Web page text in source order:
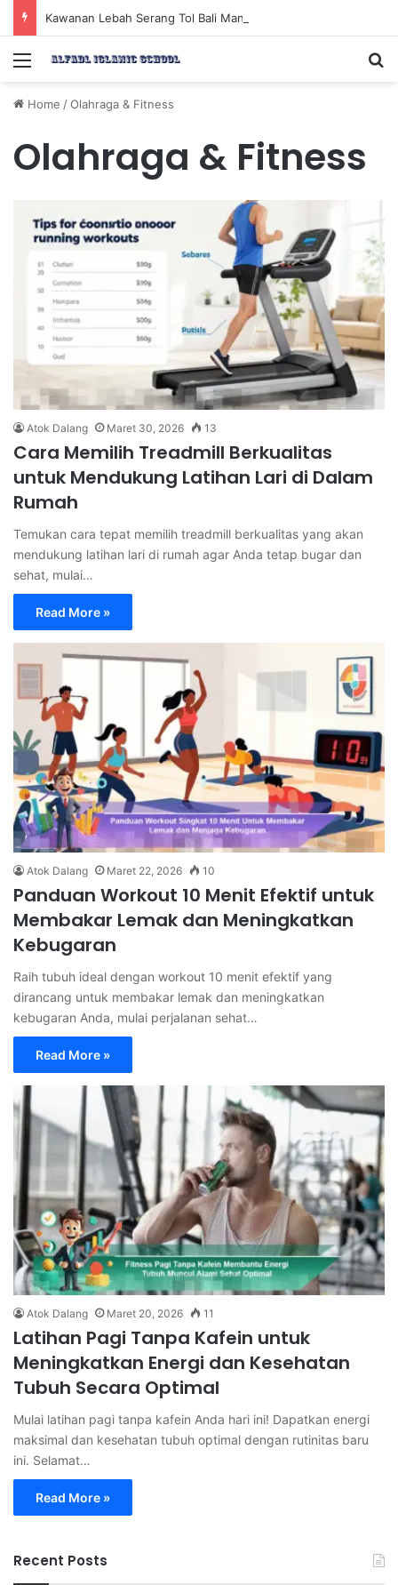
Menu
Home /Olahraga & Fitness
Olahraga & Fitness
Atok Dalang Maret 30, 2026 13
Cara Memilih Treadmill Berkualitas
untuk Mendukung Latihan Lari di Dalam
Rumah
Temukan cara tepat memilih treadmill berkualitas yang akan
mendukung latihan lari di rumah agar Anda tetap bugar dan
sehat, mulai…
Read More »
Atok Dalang Maret 22, 2026 10
Panduan Workout 10 Menit Efektif untuk
Membakar Lemak dan Meningkatkan
Kebugaran
Raih tubuh ideal dengan workout 10 menit efektif yang
dirancang untuk membakar lemak dan meningkatkan
kebugaran Anda, mulai perjalanan sehat…
Read More »
Atok Dalang Maret 20, 2026 11
Latihan Pagi Tanpa Kafein untuk
Meningkatkan Energi dan Kesehatan
Tubuh Secara Optimal
Mulai latihan pagi tanpa kafein Anda hari ini! Dapatkan energi
maksimal dan kesehatan tubuh optimal dengan rutinitas baru
ini. Selamat…
Read More »
Recent Posts